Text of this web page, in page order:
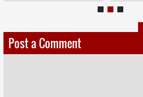
Post a Comment